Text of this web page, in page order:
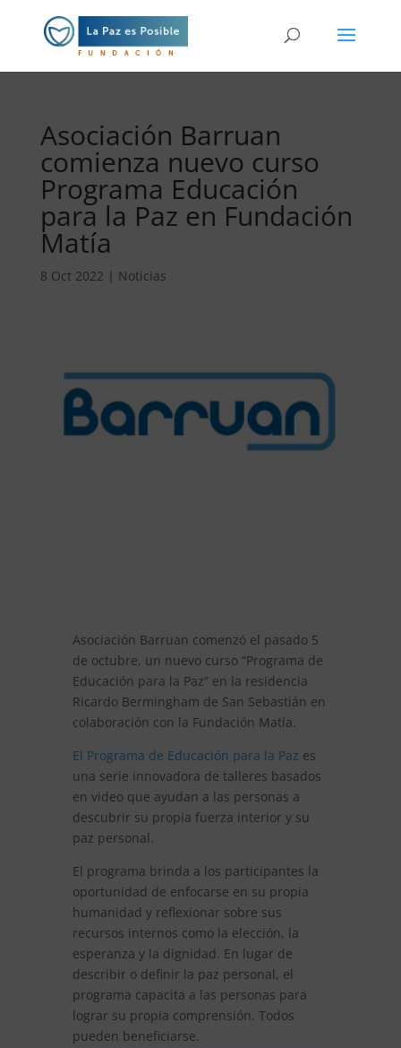
Asociación Barruan
comienza nuevo curso
Programa Educación
para la Paz en Fundación
Matía
8 Oct 2022 | Noticias
Asociación Barruan comenzó el pasado 5
de octubre, un nuevo curso “Programa de
Educación para la Paz” en la residencia
Ricardo Bermingham de San Sebastián en
colaboración con la Fundación Matía.
El Programa de Educación para la Paz es
una serie innovadora de talleres basados
en video que ayudan a las personas a
descubrir su propia fuerza interior y su
paz personal.
El programa brinda a los participantes la
oportunidad de enfocarse en su propia
humanidad y reflexionar sobre sus
recursos internos como la elección, la
esperanza y la dignidad. En lugar de
describir o definir la paz personal, el
programa capacita a las personas para
lograr su propia comprensión. Todos
pueden beneficiarse.